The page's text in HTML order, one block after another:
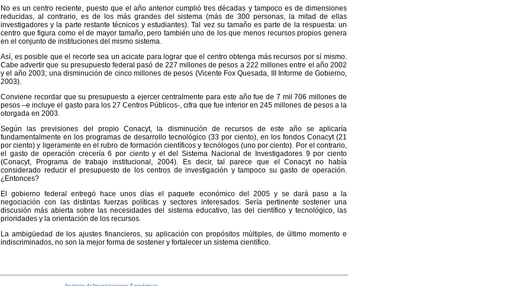
No es un centro reciente, puesto que el año anterior cumplió tres décadas y tampoco es de dimensiones
reducidas, al contrario, es de los más grandes del sistema (más de 300 personas, la mitad de ellas
investigadores y la parte restante técnicos y estudiantes). Tal vez su tamaño es parte de la respuesta: un
centro que figura como el de mayor tamaño, pero también uno de los que menos recursos propios genera
en el conjunto de instituciones del mismo sistema.
Así, es posible que el recorte sea un acicate para lograr que el centro obtenga más recursos por sí mismo.
Cabe advertir que su presupuesto federal pasó de 227 millones de pesos a 222 millones entre el año 2002
y el año 2003; una disminución de cinco millones de pesos (Vicente Fox Quesada, III Informe de Gobierno,
2003).
Conviene recordar que su presupuesto a ejercer centralmente para este año fue de 7 mil 706 millones de
pesos –e incluye el gasto para los 27 Centros Públicos-, cifra que fue inferior en 245 millones de pesos a la
otorgada en 2003.
Según las previsiones del propio Conacyt, la disminución de recursos de este año se aplicaría
fundamentalmente en los programas de desarrollo tecnológico (33 por ciento), en los fondos Conacyt (21
por ciento) y ligeramente en el rubro de formación científicos y tecnólogos (uno por ciento). Por el contrario,
el gasto de operación crecería 6 por ciento y el del Sistema Nacional de Investigadores 9 por ciento
(Conacyt, Programa de trabajo institucional, 2004). Es decir, tal parece que el Conacyt no había
considerado reducir el presupuesto de los centros de investigación y tampoco su gasto de operación.
¿Entonces?
El gobierno federal entregó hace unos días el paquete económico del 2005 y se dará paso a la
negociación con las distintas fuerzas políticas y sectores interesados. Sería pertinente sostener una
discusión más abierta sobre las necesidades del sistema educativo, las del científico y tecnológico, las
prioridades y la orientación de los recursos.
La ambigüedad de los ajustes financieros, su aplicación con propósitos múltiples, de último momento e
indiscriminados, no son la mejor forma de sostener y fortalecer un sistema científico.